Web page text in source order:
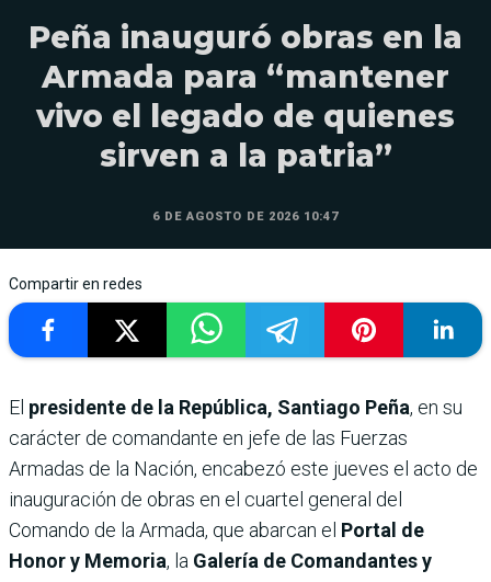
Peña inauguró obras en la
Armada para “mantener
vivo el legado de quienes
sirven a la patria”
6 DE AGOSTO DE 2026 10:47
Compartir en redes
El presidente de la República, Santiago Peña, en su
carácter de comandante en jefe de las Fuerzas
Armadas de la Nación, encabezó este jueves el acto de
inauguración de obras en el cuartel general del
Comando de la Armada, que abarcan el Portal de
Honor y Memoria, la Galería de Comandantes y